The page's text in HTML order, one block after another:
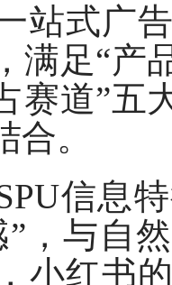
站式广
满足“产
赛道”五
。
信息
，与自
小红书